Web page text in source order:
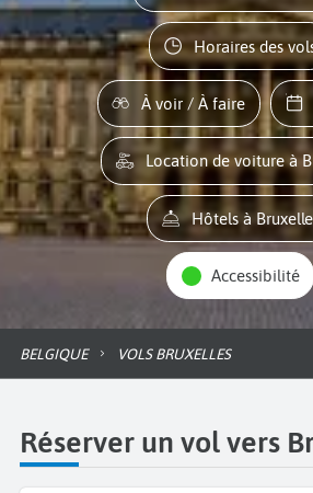
Horaires des
À voir / À faire
Location de voiture à
Hôtels à
Accessibilité
BELGIQUE VOLS BRUXELLES
Réserver un vol vers